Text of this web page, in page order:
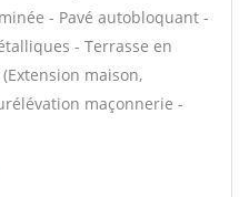
- Pavé autobloquant -
- Terrasse en
maison,
maçonnerie -